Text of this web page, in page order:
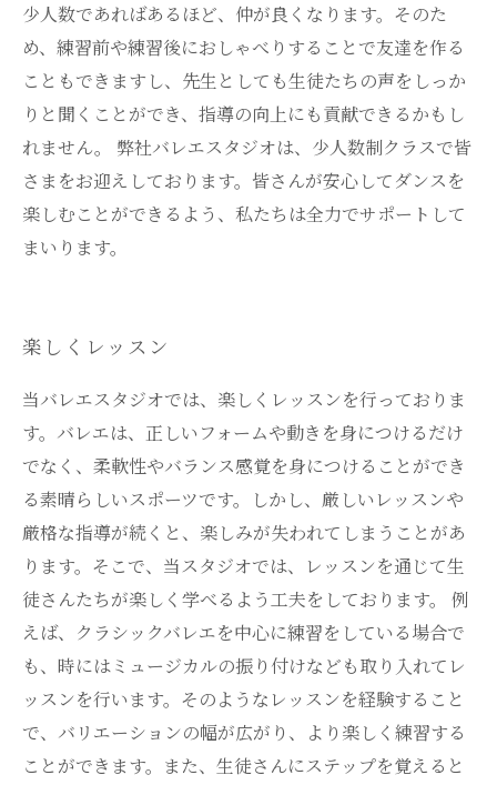
少人数であればあるほど、仲が良くなります。そのた
め、練習前や練習後におしゃべりすることで友達を作る
こともできますし、先生としても生徒たちの声をしっか
りと聞くことができ、指導の向上にも貢献できるかもし
れません。 弊社バレエスタジオは、少人数制クラスで皆
さまをお迎えしております。皆さんが安心してダンスを
楽しむことができるよう、私たちは全力でサポートして
まいります。
楽しくレッスン
当バレエスタジオでは、楽しくレッスンを行っておりま
す。バレエは、正しいフォームや動きを身につけるだけ
でなく、柔軟性やバランス感覚を身につけることができ
る素晴らしいスポーツです。しかし、厳しいレッスンや
厳格な指導が続くと、楽しみが失われてしまうことがあ
ります。そこで、当スタジオでは、レッスンを通じて生
徒さんたちが楽しく学べるよう工夫をしております。 例
えば、クラシックバレエを中心に練習をしている場合で
も、時にはミュージカルの振り付けなども取り入れてレ
ッスンを行います。そのようなレッスンを経験すること
で、バリエーションの幅が広がり、より楽しく練習する
ことができます。また、生徒さんにステップを覚えると